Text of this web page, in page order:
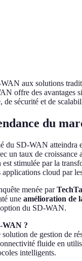
aux solutions
offre des avantages
sécurité et de
du
du SD-WAN atteindra
un taux de croissance
stimulée par la
cloud par
menée par
une amélioration de
du SD-WAN.
WAN ?
de gestion de
fluide en
intelligents.